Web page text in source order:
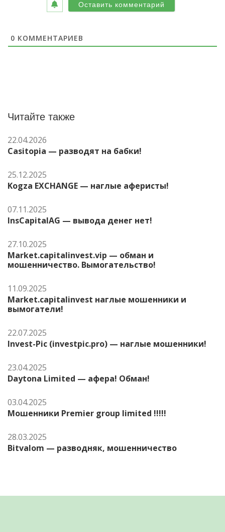
0 КОММЕНТАРИЕВ
Читайте также
22.04.2026
Casitopia — разводят на бабки!
25.12.2025
Kogza EXCHANGE — наглые аферисты!
07.11.2025
InsCapitalAG — вывода денег нет!
27.10.2025
Market.capitalinvest.vip — обман и
мошенничество. Вымогательство!
11.09.2025
Market.capitalinvest наглые мошенники и
вымогатели!
22.07.2025
Invest-Pic (investpic.pro) — наглые мошенники!
23.04.2025
Daytona Limited — афера! Обман!
03.04.2025
Мошенники Premier group limited !!!!!
28.03.2025
Bitvalom — разводняк, мошенничество